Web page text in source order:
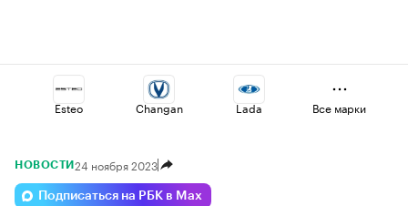
Esteo Changan Lada
Jaecoo Omoda
Все марки
НОВОСТИ 24 ноября 2023
Подписаться на РБК в Max